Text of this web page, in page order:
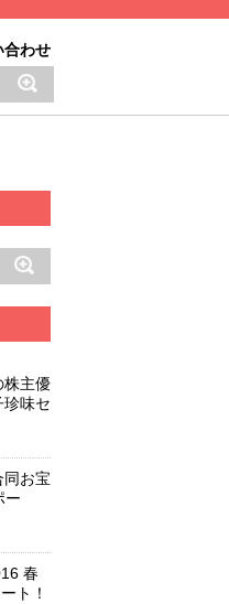
合わせ
株主優
味セ
同お宝
ー
春
ト！